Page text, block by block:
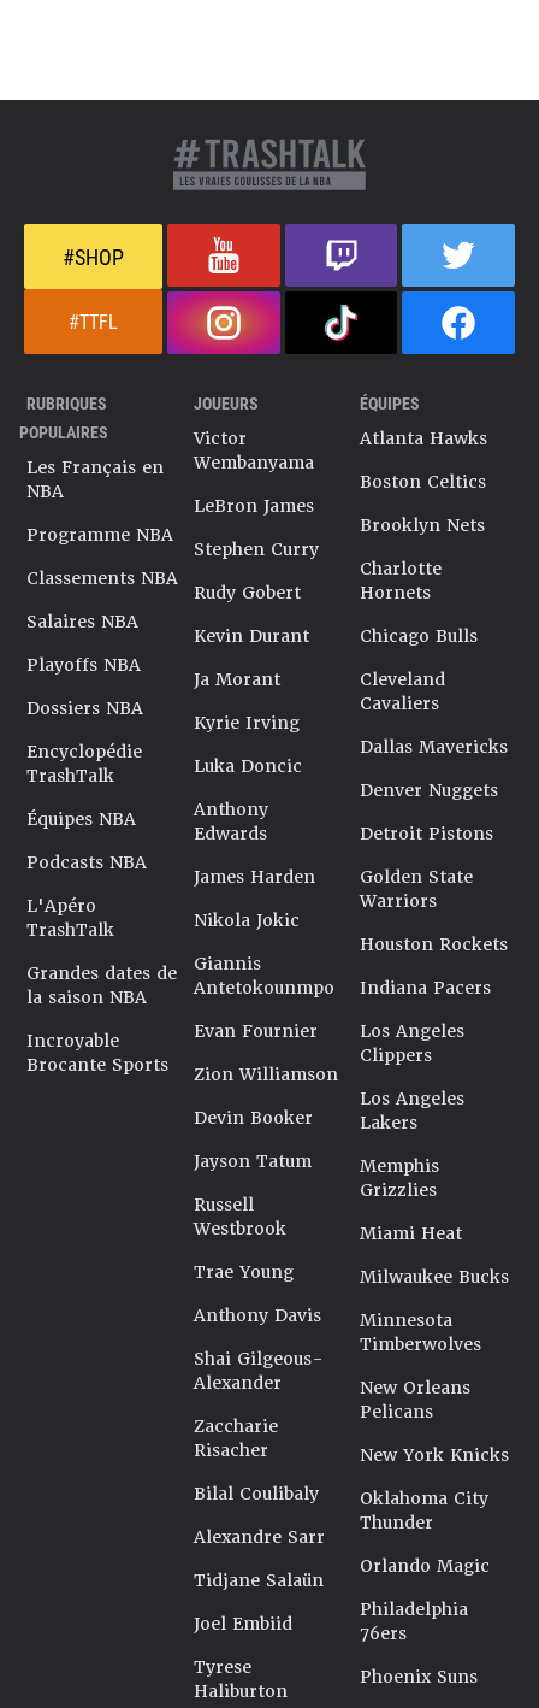
#SHOP
#TTFL
RUBRIQUES
POPULAIRES
Les Français en
NBA
Programme NBA
Classements NBA
Salaires NBA
Playoffs NBA
Dossiers NBA
Encyclopédie
TrashTalk
Équipes NBA
Podcasts NBA
L'Apéro
TrashTalk
Grandes dates de
la saison NBA
Incroyable
Brocante Sports
JOUEURS
Victor
Wembanyama
LeBron James
Stephen Curry
Rudy Gobert
Kevin Durant
Ja Morant
Kyrie Irving
Luka Doncic
Anthony
Edwards
James Harden
Nikola Jokic
Giannis
Antetokounmpo
Evan Fournier
Zion Williamson
Devin Booker
Jayson Tatum
Russell
Westbrook
Trae Young
Anthony Davis
Shai Gilgeous-
Alexander
Zaccharie
Risacher
Bilal Coulibaly
Alexandre Sarr
Tidjane Salaün
Joel Embiid
Tyrese
Haliburton
ÉQUIPES
Atlanta Hawks
Boston Celtics
Brooklyn Nets
Charlotte
Hornets
Chicago Bulls
Cleveland
Cavaliers
Dallas Mavericks
Denver Nuggets
Detroit Pistons
Golden State
Warriors
Houston Rockets
Indiana Pacers
Los Angeles
Clippers
Los Angeles
Lakers
Memphis
Grizzlies
Miami Heat
Milwaukee Bucks
Minnesota
Timberwolves
New Orleans
Pelicans
New York Knicks
Oklahoma City
Thunder
Orlando Magic
Philadelphia
76ers
Phoenix Suns